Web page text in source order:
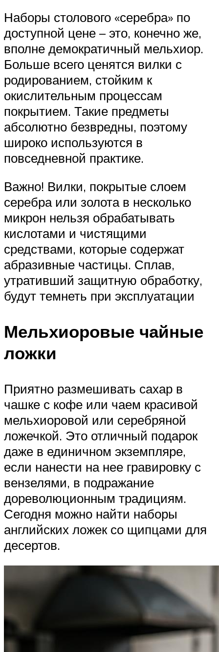
Наборы столового «серебра» по
доступной цене – это, конечно же,
вполне демократичный мельхиор.
Больше всего ценятся вилки с
родированием, стойким к
окислительным процессам
покрытием. Такие предметы
абсолютно безвредны, поэтому
широко используются в
повседневной практике.
Важно! Вилки, покрытые слоем
серебра или золота в несколько
микрон нельзя обрабатывать
кислотами и чистящими
средствами, которые содержат
абразивные частицы. Сплав,
утративший защитную обработку,
будут темнеть при эксплуатации
Мельхиоровые чайные
ложки
Приятно размешивать сахар в
чашке с кофе или чаем красивой
мельхиоровой или серебряной
ложечкой. Это отличный подарок
даже в единичном экземпляре,
если нанести на нее гравировку с
вензелями, в подражание
дореволюционным традициям.
Сегодня можно найти наборы
английских ложек со щипцами для
десертов.